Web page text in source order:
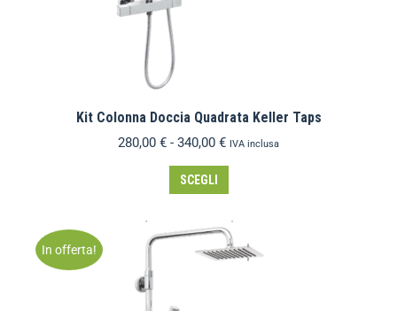
Kit Colonna Doccia Quadrata Keller Taps
280,00 € - 340,00 € IVA inclusa
SCEGLI
In offerta!